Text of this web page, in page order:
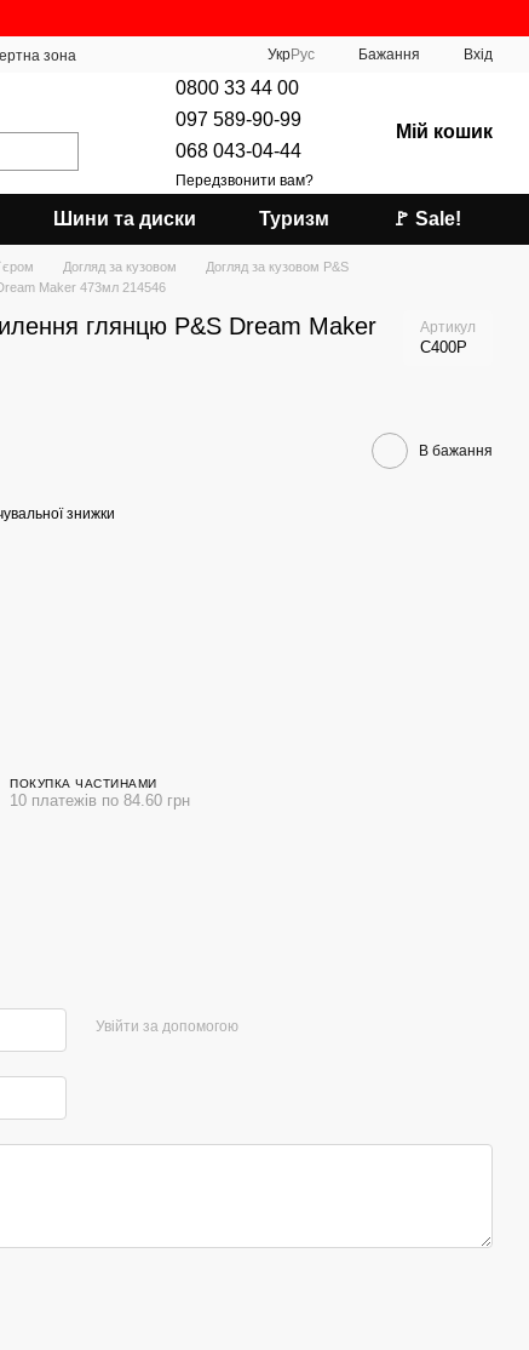
зона УкрРус Бажання Вхід
0800 33 44 00
097 589-90-99
068 043-04-44
Передзвонити вам?
Мій кошик
Шини та диски Туризм 🚩 Sale!
Догляд за кузовом
Догляд за кузовом P&S
Maker 473мл 214546
глянцю P&S Dream Maker
Артикул
C400P
В бажання
знижки
ПОКУПКА ЧАСТИНАМИ
10 платежів по 84.60 грн
Увійти за допомогою